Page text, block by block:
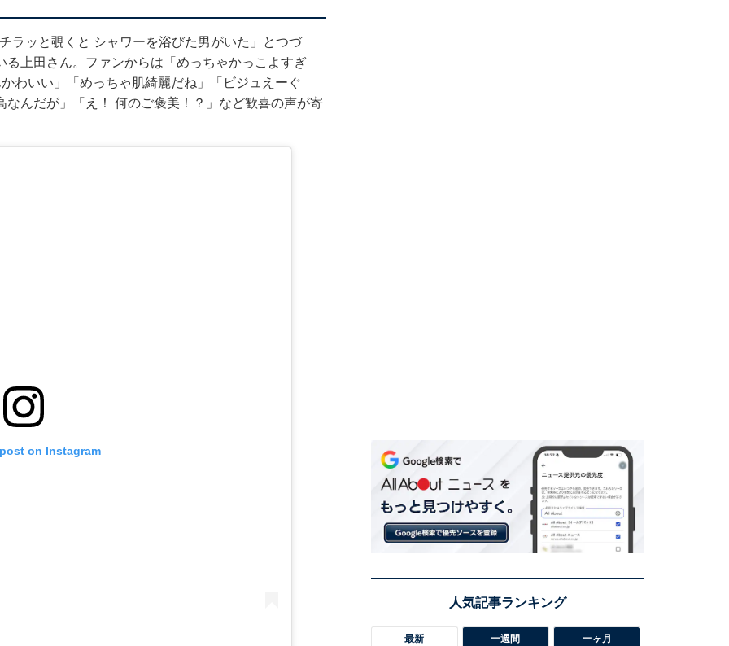
ラッと覗くと シャワーを浴びた男がいた」とつづ
上田さん。ファンからは「めっちゃかっこよすぎ
わいい」「めっちゃ肌綺麗だね」「ビジュえーぐ
んだが」「え！ 何のご褒美！？」など歓喜の声が寄
on Instagram
最新 一週間 一ヶ月